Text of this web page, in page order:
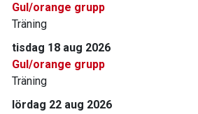
Gul/orange grupp
Träning
tisdag 18 aug 2026
Gul/orange grupp
Träning
lördag 22 aug 2026